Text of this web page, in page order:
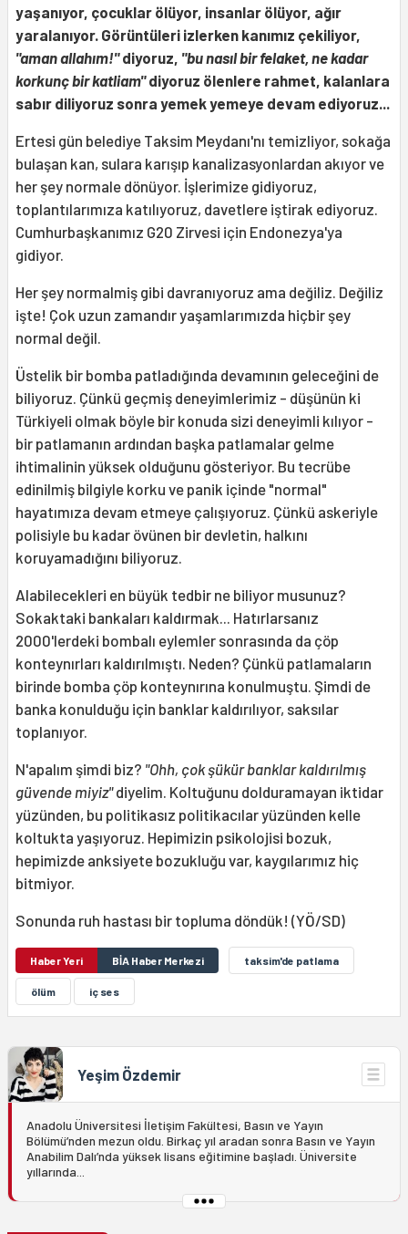
yaşanıyor, çocuklar ölüyor, insanlar ölüyor, ağır
yaralanıyor. Görüntüleri izlerken kanımız çekiliyor,
"aman allahım!"diyoruz, "bu nasıl bir felaket, ne kadar
korkunç bir katliam"diyoruz ölenlere rahmet, kalanlara
sabır diliyoruz sonra yemek yemeye devam ediyoruz...
Ertesi gün belediye Taksim Meydanı'nı temizliyor, sokağa
bulaşan kan, sulara karışıp kanalizasyonlardan akıyor ve
her şey normale dönüyor. İşlerimize gidiyoruz,
toplantılarımıza katılıyoruz, davetlere iştirak ediyoruz.
Cumhurbaşkanımız G20 Zirvesi için Endonezya'ya
gidiyor.
Her şey normalmiş gibi davranıyoruz ama değiliz. Değiliz
işte! Çok uzun zamandır yaşamlarımızda hiçbir şey
normal değil.
Üstelik bir bomba patladığında devamının geleceğini de
biliyoruz. Çünkü geçmiş deneyimlerimiz - düşünün ki
Türkiyeli olmak böyle bir konuda sizi deneyimli kılıyor -
bir patlamanın ardından başka patlamalar gelme
ihtimalinin yüksek olduğunu gösteriyor. Bu tecrübe
edinilmiş bilgiyle korku ve panik içinde "normal"
hayatımıza devam etmeye çalışıyoruz. Çünkü askeriyle
polisiyle bu kadar övünen bir devletin, halkını
koruyamadığını biliyoruz.
Alabilecekleri en büyük tedbir ne biliyor musunuz?
Sokaktaki bankaları kaldırmak... Hatırlarsanız
2000'lerdeki bombalı eylemler sonrasında da çöp
konteynırları kaldırılmıştı. Neden? Çünkü patlamaların
birinde bomba çöp konteynırına konulmuştu. Şimdi de
banka konulduğu için banklar kaldırılıyor, saksılar
toplanıyor.
N'apalım şimdi biz? "Ohh, çok şükür banklar kaldırılmış
güvende miyiz"diyelim. Koltuğunu dolduramayan iktidar
yüzünden, bu politikasız politikacılar yüzünden kelle
koltukta yaşıyoruz. Hepimizin psikolojisi bozuk,
hepimizde anksiyete bozukluğu var, kaygılarımız hiç
bitmiyor.
Sonunda ruh hastası bir topluma döndük! (YÖ/SD)
Haber Yeri BİA Haber Merkezi taksim'de patlama
ölüm iç ses
Yeşim Özdemir
Anadolu Üniversitesi İletişim Fakültesi, Basın ve Yayın
Bölümü’nden mezun oldu. Birkaç yıl aradan sonra Basın ve Yayın
Anabilim Dalı’nda yüksek lisans eğitimine başladı. Üniversite
yıllarında...